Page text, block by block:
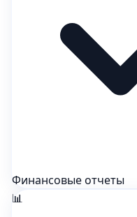
Финансовые отчеты
📊